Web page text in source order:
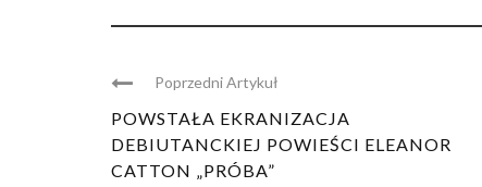
Poprzedni Artykuł
POWSTAŁA EKRANIZACJA
DEBIUTANCKIEJ POWIEŚCI ELEANOR
CATTON „PRÓBA”